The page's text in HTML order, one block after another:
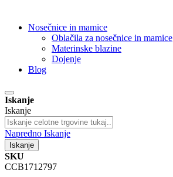
Nosečnice in mamice
Oblačila za nosečnice in mamice
Materinske blazine
Dojenje
Blog
Iskanje
Iskanje
Napredno Iskanje
Iskanje
SKU
CCB1712797